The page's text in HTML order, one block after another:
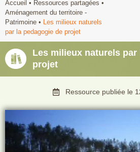
Accueil • Ressources partagées •
Aménagement du territoire -
Patrimoine • Les milieux naturels
par la pedagogie de projet
Les milieux naturels par
projet
Ressource publiée le